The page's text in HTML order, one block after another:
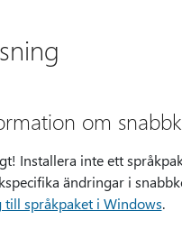
om
Installera inte ett
ändringar i
till språkpaket i Windows.